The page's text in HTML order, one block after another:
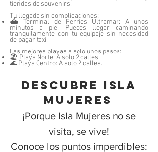
tiendas de souvenirs.
Tu llegada sin complicaciones:
⛴️ Terminal de Ferries Ultramar: A unos
minutos a pie. Puedes llegar caminando
tranquilamente con tu equipaje sin necesidad
de pagar taxi.
Las mejores playas a solo unos pasos:
🏖️ Playa Norte: A solo 2 calles.
🌊 Playa Centro: A solo 2 calles.
DESCUBRE ISLA
MUJERES
¡Porque Isla Mujeres no se
visita, se vive!
Conoce los puntos imperdibles: